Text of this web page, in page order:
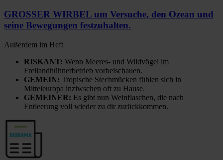
GROSSER WIRBEL um Versuche, den Ozean und
seine Bewegungen festzuhalten.
Außerdem im Heft
RISKANT: Wenn Meeres- und Wildvögel im
Freilandhühnerbetrieb vorbeischauen.
GEMEIN: Tropische Stechmücken fühlen sich in
Mitteleuropa inziwschen oft zu Hause.
GEMEINER: Es gibt nun Weinflaschen, die nach
Entleerung voll wieder zu dir zurückkommen.